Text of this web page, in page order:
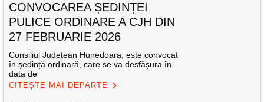
CONVOCAREA ȘEDINȚEI
PULICE ORDINARE A CJH DIN
27 FEBRUARIE 2026
Consiliul Județean Hunedoara, este convocat
în ședință ordinară, care se va desfășura în
data de
CITEȘTE MAI DEPARTE